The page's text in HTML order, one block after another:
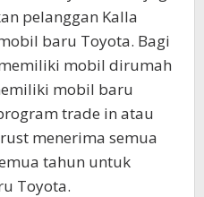
pelanggan Kalla
baru Toyota. Bagi
mobil dirumah
mobil baru
trade in atau
menerima semua
tahun untuk
Toyota.